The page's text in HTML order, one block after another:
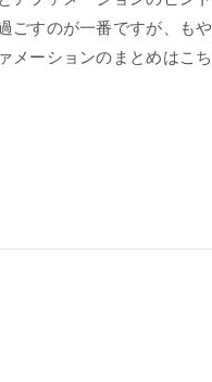
ごすのが一番ですが、も
メーションのまとめはこ